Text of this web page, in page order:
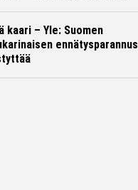
kaari – Yle: Suomen
ennätysparannus